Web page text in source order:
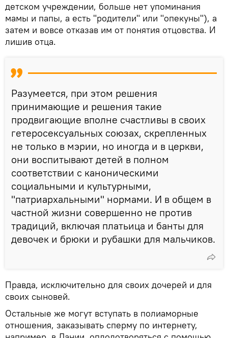
детском учреждении, больше нет упоминания
мамы и папы, а есть "родители" или "опекуны"), а
затем и вовсе отказав им от понятия отцовства. И
лишив отца.
Разумеется, при этом решения
принимающие и решения такие
продвигающие вполне счастливы в своих
гетеросексуальных союзах, скрепленных
не только в мэрии, но иногда и в церкви,
они воспитывают детей в полном
соответствии с каноническими
социальными и культурными,
"патриархальными" нормами. И в общем в
частной жизни совершенно не против
традиций, включая платьица и банты для
девочек и брюки и рубашки для мальчиков.
Правда, исключительно для своих дочерей и для
своих сыновей.
Остальные же могут вступать в полиаморные
отношения, заказывать сперму по интернету,